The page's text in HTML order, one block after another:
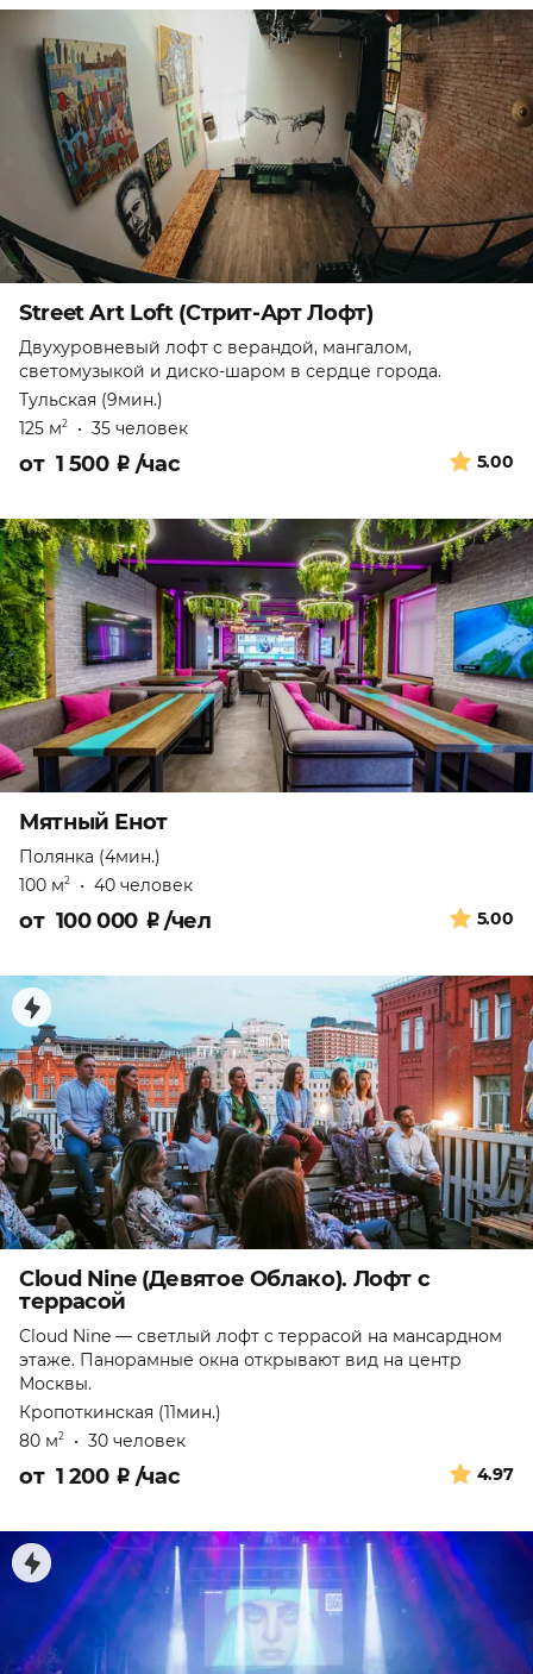
Street Art Loft (Стрит-Арт Лофт)
Двухуровневый лофт с верандой, мангалом,
светомузыкой и диско-шаром в сердце города.
Тульская (9мин.)
125 м2 • 35 человек
5.00
от 1 500 ₽ /час
Мятный Енот
Полянка (4мин.)
100 м2 • 40 человек
5.00
от 100 000 ₽/чел
Cloud Nine (Девятое Облако). Лофт с
террасой
Cloud Nine — светлый лофт с террасой на мансардном
этаже. Панорамные окна открывают вид на центр
Москвы.
Кропоткинская (11мин.)
80 м2 • 30 человек
4.97
от 1 200 ₽ /час